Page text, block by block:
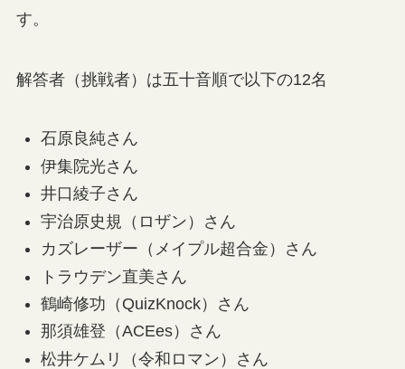
す。
解答者（挑戦者）は五十音順で以下の12名
石原良純さん
伊集院光さん
井口綾子さん
宇治原史規（ロザン）さん
カズレーザー（メイプル超合金）さん
トラウデン直美さん
鶴崎修功（QuizKnock）さん
那須雄登（ACEes）さん
松井ケムリ（令和ロマン）さん